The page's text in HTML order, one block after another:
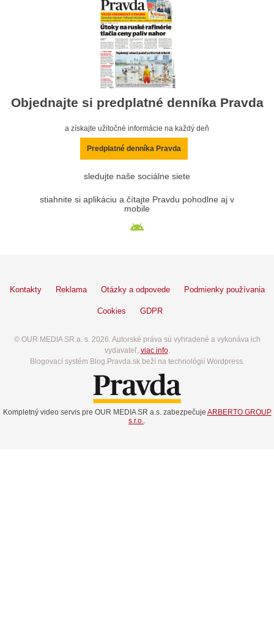
Objednajte si predplatné denníka Pravda
a získajte užitočné informácie na každý deň
Predplatné denníka Pravda
sledujte naše sociálne siete
stiahnite si aplikáciu a čítajte Pravdu pohodlne aj v
mobile
Kontakty Reklama Otázky a odpovede Podmienky používania
Cookies GDPR
© OUR MEDIA SR a. s. 2026. Autorské práva sú vyhradené a vykonáva ich
vydavateľ, viac info.
Blogovací systém Blog.Pravda.sk beží na technológií Wordpress.
Kompletný video servis pre OUR MEDIA SR a.s. zabezpečuje ARBERTO GROUP
s.r.o.